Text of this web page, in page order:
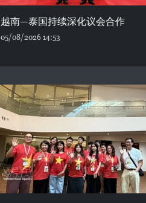
越南—泰国持续深化议会合作
05/08/2026 14:53